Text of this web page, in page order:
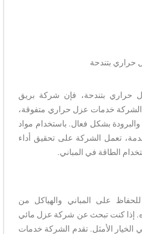
بتندحة
بتندحة، فإن شركة بريق
الشركة خدمات عزل حراري متفوقة،
بشكل فعال. باستخدام مواد
تعمل الشركة على تحقيق أداء
الطاقة في المباني.
على المباني والهياكل من
إذا كنت تبحث عن شركة عزل مائي
الخيار الأمثل. تقدم الشركة خدمات